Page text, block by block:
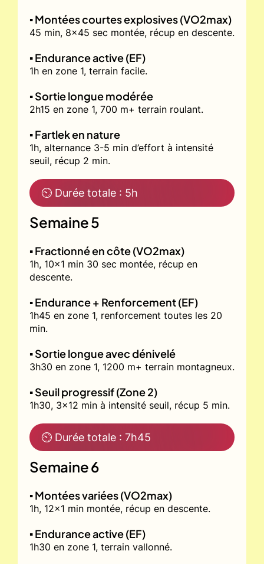
▪️ Montées courtes explosives (VO2max)
45 min, 8x45 sec montée, récup en descente.
▪️ Endurance active (EF)
1h en zone 1, terrain facile.
▪️ Sortie longue modérée
2h15 en zone 1, 700 m+ terrain roulant.
▪️ Fartlek en nature
1h, alternance 3-5 min d’effort à intensité
seuil, récup 2 min.
⏲ Durée totale : 5h
Semaine 5
▪️ Fractionné en côte (VO2max)
1h, 10x1 min 30 sec montée, récup en
descente.
▪️ Endurance + Renforcement (EF)
1h45 en zone 1, renforcement toutes les 20
min.
▪️ Sortie longue avec dénivelé
3h30 en zone 1, 1200 m+ terrain montagneux.
▪️ Seuil progressif (Zone 2)
1h30, 3x12 min à intensité seuil, récup 5 min.
⏲ Durée totale : 7h45
Semaine 6
▪️ Montées variées (VO2max)
1h, 12x1 min montée, récup en descente.
▪️ Endurance active (EF)
1h30 en zone 1, terrain vallonné.